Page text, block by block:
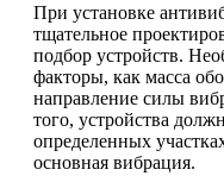
При установке
тщательное
подбор устройств.
факторы, как масса
направление силы
того, устройства
определенных
основная вибрация.